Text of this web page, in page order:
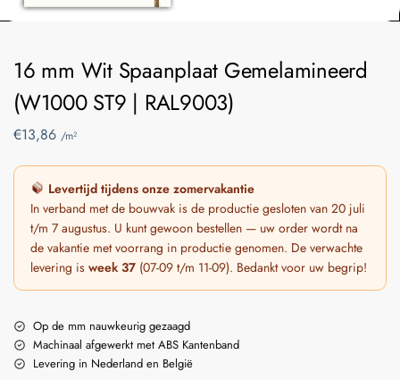
16 mm Wit Spaanplaat Gemelamineerd
(W1000 ST9 | RAL9003)
€13,86 /m²
Levertijd tijdens onze zomervakantie
In verband met de bouwvak is de productie gesloten van 20 juli
t/m 7 augustus. U kunt gewoon bestellen — uw order wordt na
de vakantie met voorrang in productie genomen. De verwachte
levering is week 37 (07-09 t/m 11-09). Bedankt voor uw begrip!
Op de mm nauwkeurig gezaagd
Machinaal afgewerkt met ABS Kantenband
Levering in Nederland en België